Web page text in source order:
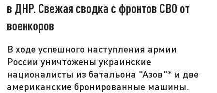
в ДНР. Свежая сводка с фронтов СВО от
военкоров
В ходе успешного наступления армии
России уничтожены украинские
националисты из батальона "Азов"* и две
американские бронированные машины.